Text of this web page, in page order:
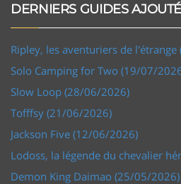
DERNIERS GUIDES
Ripley, les aventuriers de
Solo Camping for Two (19/07/
Slow Loop (28/06/2026)
Tofffsy (21/06/2026)
Jackson Five (12/06/2026)
Lodoss, la légende du chevalier
Demon King Daimao (25/05/2026)